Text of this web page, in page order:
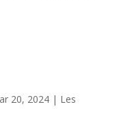
20, 2024| Les